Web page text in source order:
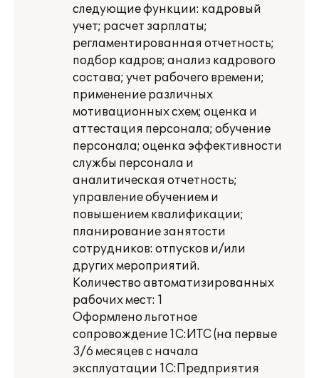
следующие функции: кадровый
учет; расчет зарплаты;
регламентированная отчетность;
подбор кадров; анализ кадрового
состава; учет рабочего времени;
применение различных
мотивационных схем; оценка и
аттестация персонала; обучение
персонала; оценка эффективности
службы персонала и
аналитическая отчетность;
управление обучением и
повышением квалификации;
планирование занятости
сотрудников: отпусков и/или
других мероприятий.
Количество автоматизированных
рабочих мест: 1
Оформлено льготное
сопровождение 1С:ИТС (на первые
3/6 месяцев с начала
эксплуатации 1С:Предприятия